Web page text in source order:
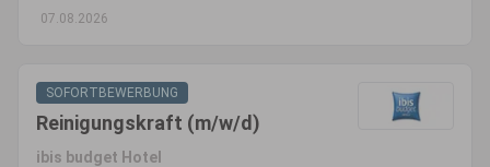
07.08.2026
SOFORTBEWERBUNG
Reinigungskraft (m/w/d)
ibis budget Hotel